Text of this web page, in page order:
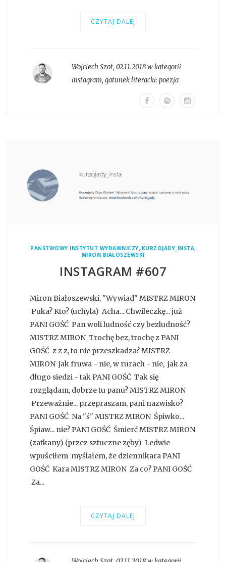
CZYTAJ DALEJ
Wojciech Szot, 02.11.2018 w kategorii
instagram, gatunek literacki:poezja
PAŃSTWOWY INSTYTUT WYDAWNICZY, KURZOJADY_INSTA,
MIRON BIAŁOSZEWSKI
INSTAGRAM #607
Miron Białoszewski, "Wywiad" MISTRZ MIRON
Puka? Kto? (uchyla) Acha... Chwileczkę... już
PANI GOŚĆ Pan woli ludność czy bezludność?
MISTRZ MIRON Trochę bez, trochę z PANI
GOŚĆ z z z, to nie przeszkadza? MISTRZ
MIRON jak fruwa - nie, w rurach - nie, jak za
długo siedzi - tak PANI GOŚĆ Tak się
rozglądam, dobrze tu panu? MISTRZ MIRON
Przeważnie... przepraszam, pani nazwisko?
PANI GOŚĆ Na "ś" MISTRZ MIRON Śpiwko...
Śpiaw... nie? PANI GOŚĆ Śmierć MISTRZ MIRON
(zatkany) (przez sztuczne zęby) Ledwie
wpuściłem myślałem, że dziennikara PANI
GOŚĆ Kara MISTRZ MIRON Za co? PANI GOŚĆ
Za...
CZYTAJ DALEJ